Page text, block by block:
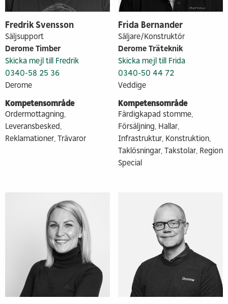
Fredrik Svensson
Säljsupport
Derome Timber
Skicka mejl till Fredrik
0340-58 25 36
Derome
Kompetensområde
Ordermottagning,
Leveransbesked,
Reklamationer, Trävaror
Frida Bernander
Säljare/Konstruktör
Derome Träteknik
Skicka mejl till Frida
0340-50 44 72
Veddige
Kompetensområde
Färdigkapad stomme,
Försäljning, Hallar,
Infrastruktur, Konstruktion,
Taklösningar, Takstolar, Region
Special